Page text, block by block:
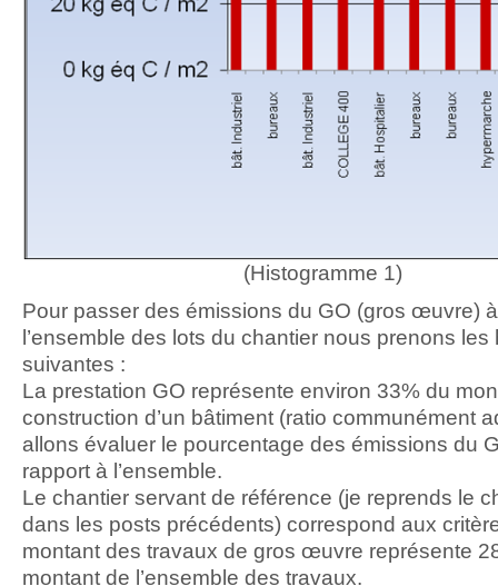
(Histogramme 1)
Pour passer des émissions du GO (gros œuvre)
l’ensemble des lots du chantier nous prenons
suivantes :
La prestation GO représente environ 33% du
construction d’un bâtiment (ratio communément
allons évaluer le pourcentage des émissions du
rapport à l’ensemble.
Le chantier servant de référence (je reprends le
dans les posts précédents) correspond aux
montant des travaux de gros œuvre représente
montant de l’ensemble des travaux.